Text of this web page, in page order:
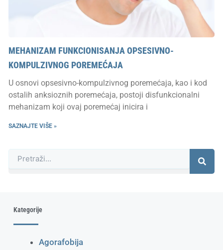
MEHANIZAM FUNKCIONISANJA OPSESIVNO-
KOMPULZIVNOG POREMEĆAJA
U osnovi opsesivno-kompulzivnog poremećaja, kao i kod
ostalih anksioznih poremećaja, postoji disfunkcionalni
mehanizam koji ovaj poremećaj inicira i
SAZNAJTE VIŠE »
Kategorije
Agorafobija